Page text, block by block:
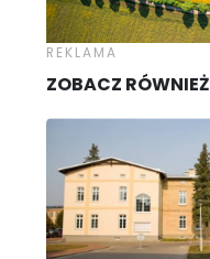
ZOBACZ RÓWNIEŻ